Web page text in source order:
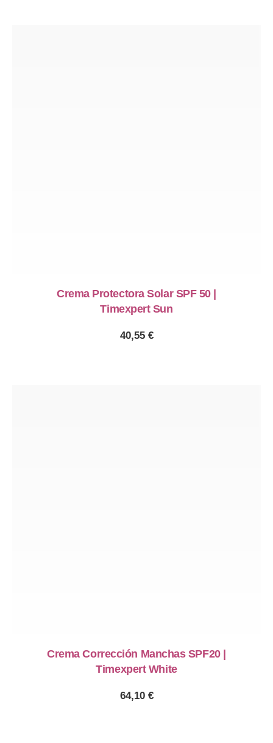
Crema Protectora Solar SPF 50 |
Timexpert Sun
40,55 €
Crema Corrección Manchas SPF20 |
Timexpert White
64,10 €